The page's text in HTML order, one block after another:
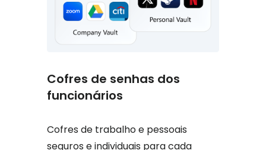
Cofres de senhas dos
funcionários
Cofres de trabalho e pessoais
seguros e individuais para cada